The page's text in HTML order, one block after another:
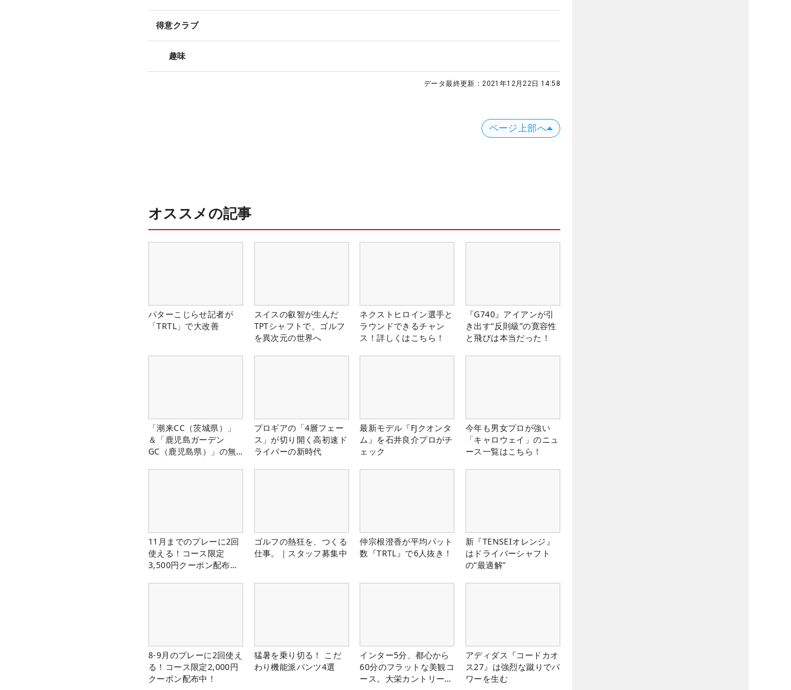
得意クラブ
趣味
データ最終更新： 2021年12月22日 14:58
ページ上部へ
オススメの記事
パターこじらせ記者が
「TRTL」で大改善
スイスの叡智が生んだ
TPTシャフトで、ゴルフ
を異次元の世界へ
ネクストヒロイン選手と
ラウンドできるチャン
ス！詳しくはこちら！
『G740』アイアンが引
き出す“反則級”の寛容性
と飛びは本当だった！
「潮来CC（茨城県）」
＆「鹿児島ガーデン
GC（鹿児島県）」の無
プロギアの「4層フェー
ス」が切り開く高初速ド
ライバーの新時代
最新モデル『FJクオンタ
ム』を石井良介プロがチ
ェック
今年も男女プロが強い
「キャロウェイ」のニュ
ース一覧はこちら！
11月までのプレーに2回
使える！コース限定
3,500円クーポン配布
ゴルフの熱狂を、つくる
仕事。｜スタッフ募集中
仲宗根澄香が平均パット
数『TRTL』で6人抜き！
新『TENSEIオレンジ』
はドライバーシャフト
の“最適解”
8-9月のプレーに2回使え
る！コース限定2,000円
クーポン配布中！
猛暑を乗り切る！ こだ
わり機能派パンツ4選
インター5分、都心から
60分のフラットな美観コ
ース。大栄カントリー俱
アディダス『コードカオ
ス27』は強烈な蹴りでパ
ワーを生む